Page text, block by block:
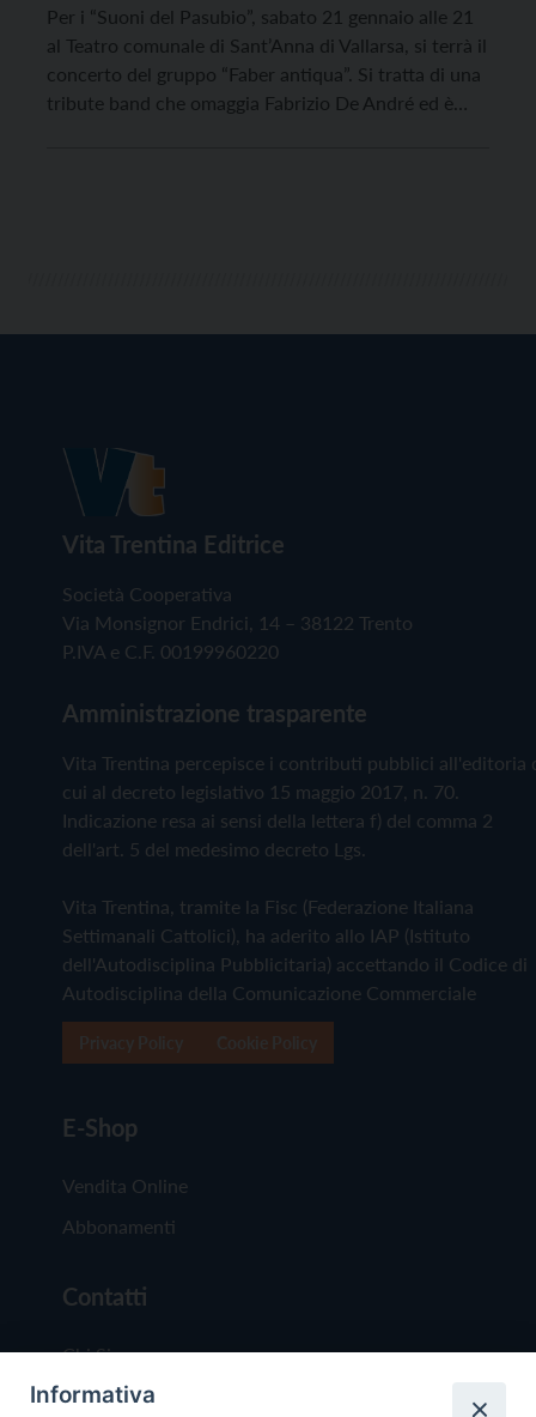
Per i “Suoni del Pasubio”, sabato 21 gennaio alle 21
al Teatro comunale di Sant’Anna di Vallarsa, si terrà il
concerto del gruppo “Faber antiqua”. Si tratta di una
tribute band che omaggia Fabrizio De André ed è
Vita Trentina Editrice
Società Cooperativa
Via Monsignor Endrici, 14 – 38122 Trento
P.IVA e C.F. 00199960220
Amministrazione trasparente
Vita Trentina percepisce i contributi pubblici all'editoria
cui al decreto legislativo 15 maggio 2017, n. 70.
Indicazione resa ai sensi della lettera f) del comma 2
dell'art. 5 del medesimo decreto Lgs.
Vita Trentina, tramite la Fisc (Federazione Italiana
Settimanali Cattolici), ha aderito allo IAP (Istituto
dell'Autodisciplina Pubblicitaria) accettando il Codice di
Autodisciplina della Comunicazione Commerciale
E-Shop
Vendita Online
Abbonamenti
Contatti
Chi Siamo
Redazione
Informativa